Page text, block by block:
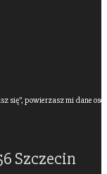
się”, powierzasz mi dane
Szczecin